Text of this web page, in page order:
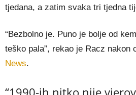
tjedana, a zatim svaka tri tjedna
“Bezbolno je. Puno je bolje od
teško pala”, rekao je Racz nakon
News.